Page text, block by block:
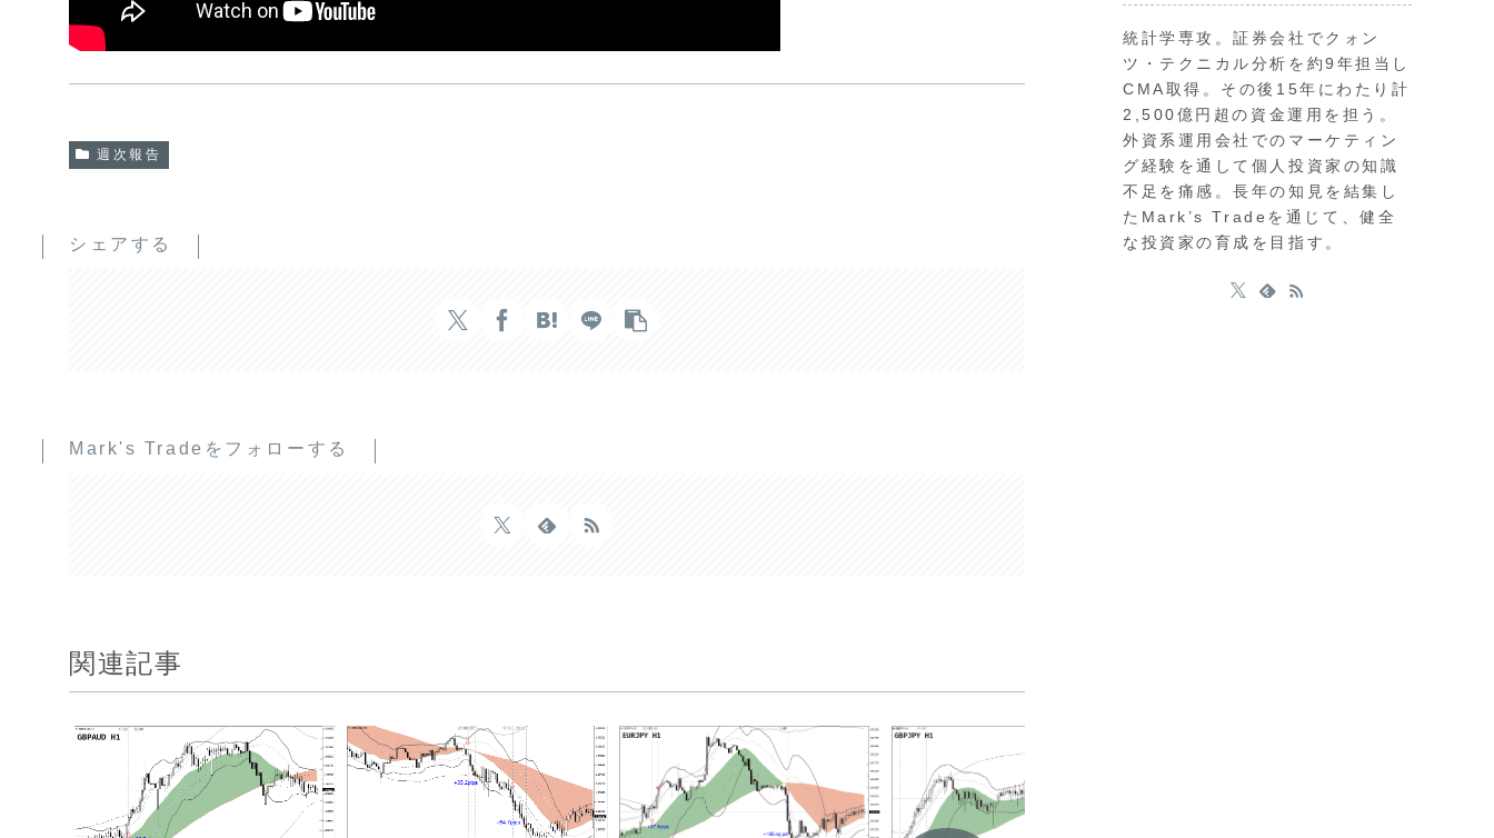
週次報告
シェアする
Mark's Tradeをフォローする
関連記事
統計学専攻。証券会社でクォン
ツ・テクニカル分析を約9年担当し
CMA取得。その後15年にわたり計
2,500億円超の資金運用を担う。
外資系運用会社でのマーケティン
グ経験を通して個人投資家の知識
不足を痛感。長年の知見を結集し
たMark’s Tradeを通じて、健全
な投資家の育成を目指す。